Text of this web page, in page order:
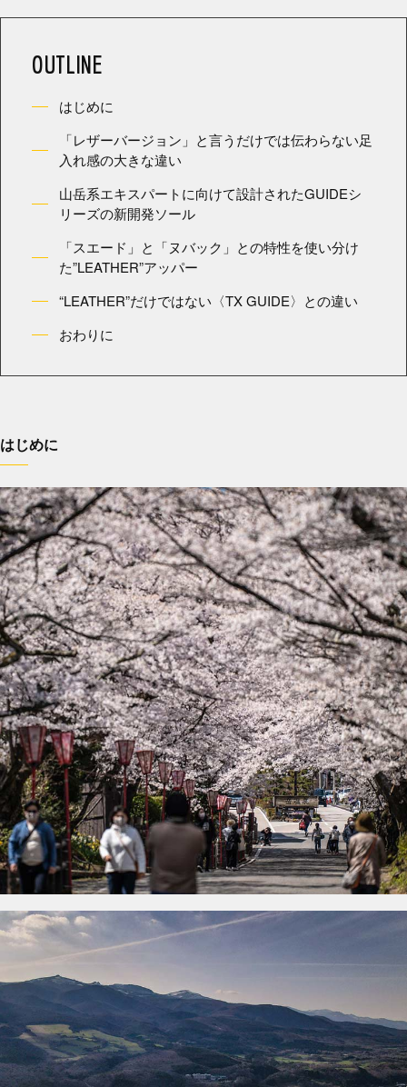
OUTLINE
はじめに
「レザーバージョン」と言うだけでは伝わらない足
入れ感の大きな違い
山岳系エキスパートに向けて設計されたGUIDEシ
リーズの新開発ソール
「スエード」と「ヌバック」との特性を使い分け
た”LEATHER”アッパー
“LEATHER”だけではない〈TX GUIDE〉との違い
おわりに
はじめに